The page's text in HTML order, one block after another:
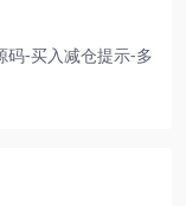
码-买入减仓提示-多